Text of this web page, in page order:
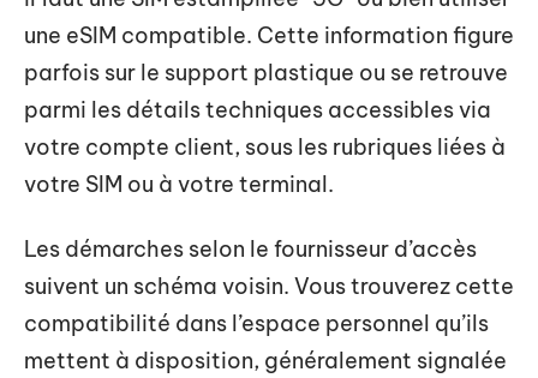
une eSIM compatible. Cette information figure
parfois sur le support plastique ou se retrouve
parmi les détails techniques accessibles via
votre compte client, sous les rubriques liées à
votre SIM ou à votre terminal.
Les démarches selon le fournisseur d’accès
suivent un schéma voisin. Vous trouverez cette
compatibilité dans l’espace personnel qu’ils
mettent à disposition, généralement signalée